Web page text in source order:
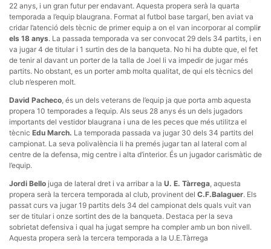
22 anys, i un gran futur per endavant. Aquesta propera serà la quarta
temporada a l’equip blaugrana. Format al futbol base targarí, ben aviat va
cridar l’atenció dels tècnic de primer equip a on el van incorporar al complir
els 18 anys. La passada temporada va ser convocat 29 dels 34 partits, i en
va jugar 4 de titular i 1 surtin des de la banqueta. No hi ha dubte que, el fet
de tenir al davant un porter de la talla de Joel li va impedir de jugar més
partits. No obstant, es un porter amb molta qualitat, de qui els tècnics del
club n’esperen molt.
David Pacheco , és un dels veterans de l’equip ja que porta amb aquesta
propera 10 temporades a l’equip. Als seus 28 anys és un dels jugadors
importants del vestidor blaugrana i una de les peces que més utilitza el
tècnic Edu March. La temporada passada va jugar 30 dels 34 partits del
campionat. La seva polivalència li ha premés jugar tan al lateral com al
centre de la defensa, mig centre i alta d’interior. És un jugador carismàtic de
l’equip.
Jordi Bello juga de lateral dret i va arribar a la U. E. Tàrrega , aquesta
propera serà la tercera temporada al club, provinent del C.F.Balaguer. Els
passat curs va jugar 19 partits dels 34 del campionat dels quals vuit van
ser de titular i onze sortint des de la banqueta. Destaca per la seva
sobrietat defensiva i qual ha jugat sempre ha compler amb un bon nivell.
Aquesta propera serà la tercera temporada a la U.E.Tàrrega
Aquestes
cookies no
són
opcionals,
són
necessàries
per al
web.
Estadístiques
Recopilem
dades